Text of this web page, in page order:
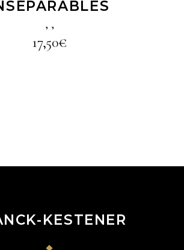
, ,
17,50€
KESTENER